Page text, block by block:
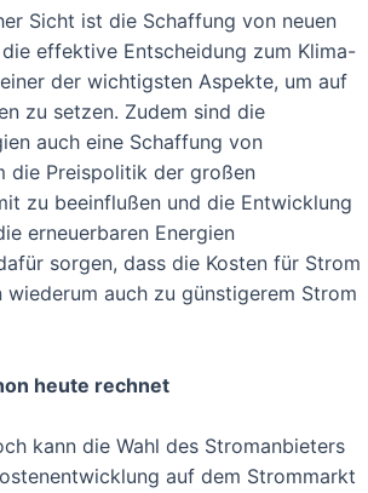
Sicht ist die Schaffung von neuen
effektive Entscheidung zum Klima-
der wichtigsten Aspekte, um auf
zu setzen. Zudem sind die
auch eine Schaffung von
die Preispolitik der großen
zu beeinflußen und die Entwicklung
erneuerbaren Energien
sorgen, dass die Kosten für Strom
auch zu günstigerem Strom
heute rechnet
kann die Wahl des Stromanbieters
auf dem Strommarkt